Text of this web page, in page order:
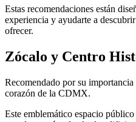
Estas recomendaciones están
experiencia y ayudarte a
ofrecer.
Zócalo y Centro
Recomendado por su
corazón de la CDMX.
Este emblemático espacio